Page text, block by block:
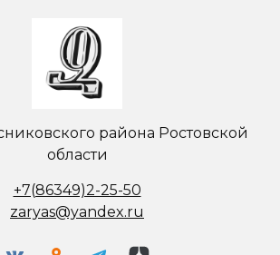
района Ростовской
области
+7(86349)2-25-50
zaryas@yandex.ru